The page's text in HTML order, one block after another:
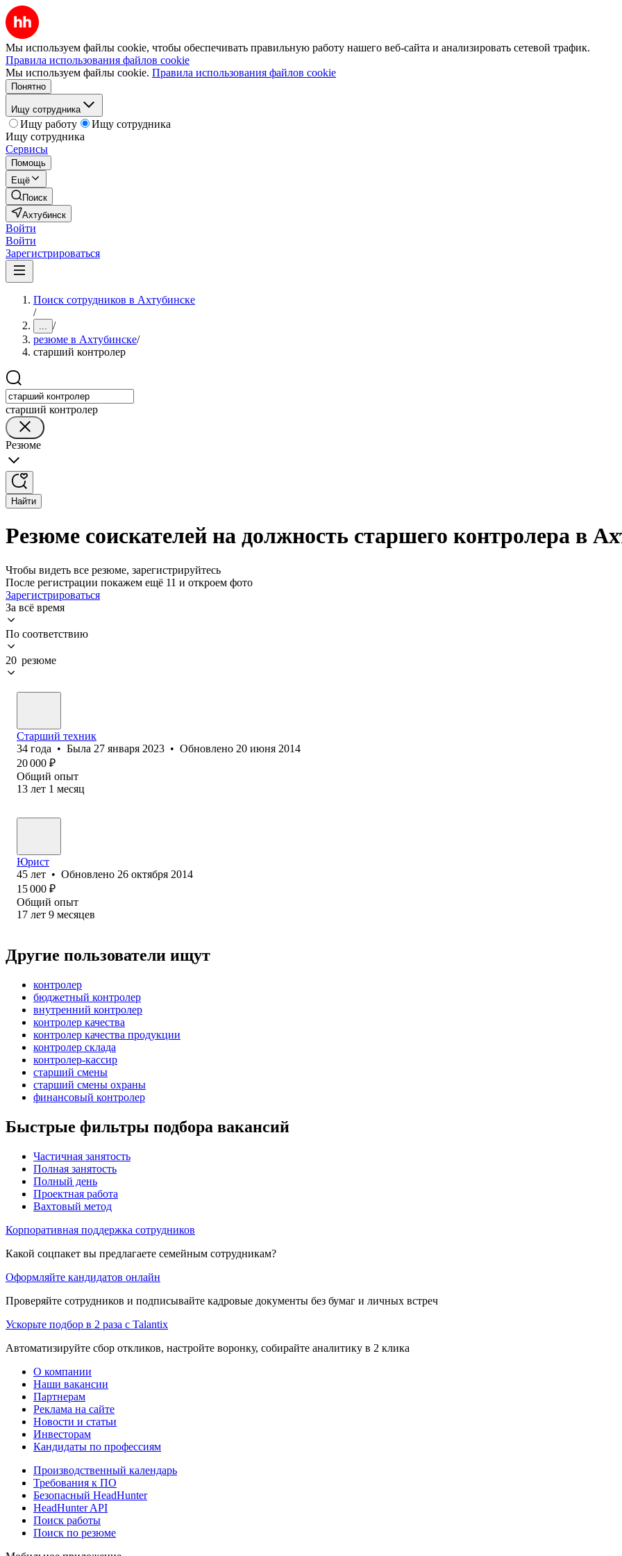
Мы используем файлы cookie, чтобы обеспечивать правильную работу нашего веб-сайта и анализировать сетевой трафик.
Правила использования файлов cookie
Мы используем файлы cookie. Правила использования файлов cookie
Понятно
Ищу сотрудника
Ищу работу
Ищу сотрудника
Ищу сотрудника
Сервисы
Помощь
Ещё
Поиск
Ахтубинск
Войти
Войти
Зарегистрироваться
Поиск сотрудников в Ахтубинске
/
... /
резюме в Ахтубинске/
старший контролер
старший контролер
Резюме
Найти
Резюме соискателей на должность старшего контролера в
Чтобы видеть все резюме, зарегистрируйтесь
После регистрации покажем ещё 11 и откроем фото
Зарегистрироваться
За всё время
По соответствию
20 резюме
Старший техник
34 года • Была 27 января 2023 • Обновлено 20 июня 2014
20 000 ₽
Общий опыт
13 лет 1 месяц
Юрист
45 лет • Обновлено 26 октября 2014
15 000 ₽
Общий опыт
17 лет 9 месяцев
Другие пользователи ищут
контролер
бюджетный контролер
внутренний контролер
контролер качества
контролер качества продукции
контролер склада
контролер-кассир
старший смены
старший смены охраны
финансовый контролер
Быстрые фильтры подбора вакансий
Частичная занятость
Полная занятость
Полный день
Проектная работа
Вахтовый метод
Корпоративная поддержка сотрудников
Какой соцпакет вы предлагаете семейным сотрудникам?
Оформляйте кандидатов онлайн
Проверяйте сотрудников и подписывайте кадровые документы без бумаг и личных встреч
Ускорьте подбор в 2 раза с Talantix
Автоматизируйте сбор откликов, настройте воронку, собирайте аналитику в 2 клика
О компании
Наши вакансии
Партнерам
Реклама на сайте
Новости и статьи
Инвесторам
Кандидаты по профессиям
Производственный календарь
Требования к ПО
Безопасный HeadHunter
HeadHunter API
Поиск работы
Поиск по резюме